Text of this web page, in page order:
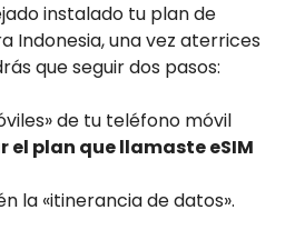
instalado tu plan de
Indonesia, una vez aterrices
que seguir dos pasos:
de tu teléfono móvil
el plan que llamaste eSIM
la «itinerancia de datos».